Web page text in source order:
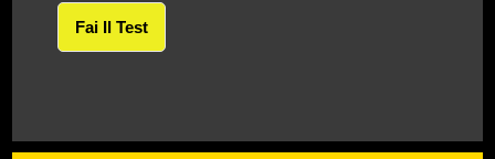
Fai Il Test